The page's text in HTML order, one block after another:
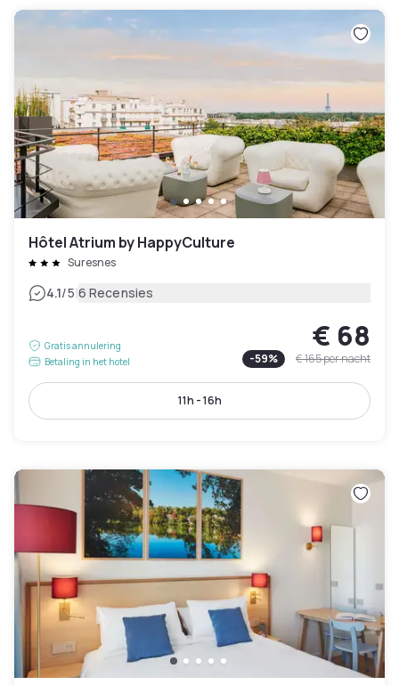
Hôtel Atrium by HappyCulture
Suresnes
4.1/5|6 Recensies
Gratis annulering
Betaling in het hotel
€ 68
-59% € 165per nacht
11h - 16h